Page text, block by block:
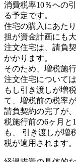
消費税率10％への
る予定です。
住宅の購入にあた
担が資金計画にも
注文住宅は、請負
かかります。
そのため、増税施
注文住宅については
もし引き渡しが増
て、増税前の税率
請負契約の完了が
税施行前の6ヶ月と
も、 引き渡しが増
税が適用されます。